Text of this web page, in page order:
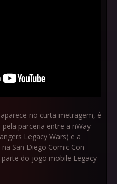
no curta metragem, é
parceria entre a nWay
Legacy Wars) e a
San Diego Comic Con
do jogo mobile Legacy